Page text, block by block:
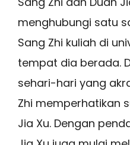
menghubungi satu
Sang Zhi kuliah di
tempat dia berada.
sehari-hari yang
Zhi memperhatikan
Jia Xu. Dengan